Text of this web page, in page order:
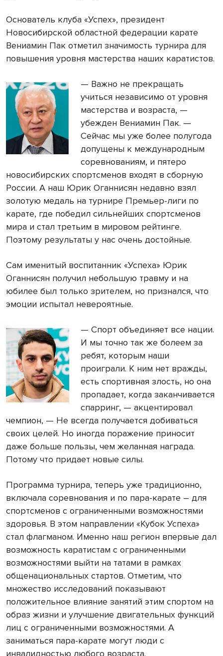
Основатель клуба «Успех», президент
Новосибирской областной федерации карате
Вениамин Пак отметил значимость турнира для
повышения уровня мастерства наших каратистов.
— Важно не прекращать
учиться независимо от уровня
мастерства и возраста, —
убежден Вениамин Пак. —
Сейчас мы уже более полугода
допущены к международным
соревнованиям, и пятеро
новосибирских спортсменов входят в сборную
России. А наш Юрик Оганнисян недавно взял
золотую медаль на турнире Премьер-лиги по
карате, где победил сильнейших спортсменов
мира и стал третьим в мировом рейтинге.
Поэтому результаты у нас очень достойные.
Сам именитый воспитанник «Успеха» Юрик
Оганнисян получил небольшую травму и на
юбилее был только зрителем, но признался, что
эмоции испытал невероятные.
— Спорт объединяет все нации.
И мы точно так же болеем за
ребят, которым наши
проиграли. К ним нет вражды,
есть спортивная злость, но она
пропадает, когда заканчивается
спарринг, — акцентировал
чемпион, — Не всегда получается добиваться
своих целей. Но иногда поражение приносит
даже больше пользы, чем желанная награда.
Потому что придает новые силы.
Программа турнира, теперь уже традиционно,
включала соревнования и по пара-карате – для
спортсменов с ограниченными возможностями
здоровья. В этом направлении «Кубок Успеха»
стал флагманом. Именно наш регион впервые дал
возможность каратистам с ограниченными
возможностями выйти на татами в рамках
общенациональных стартов. Отметим, что
множество исследований показывают
положительное влияние занятий этим спортом на
образ жизни и улучшение двигательных функций
лиц с ограниченными возможностями. А
заниматься пара-карате могут люди с
инвалидностью любого возраста.